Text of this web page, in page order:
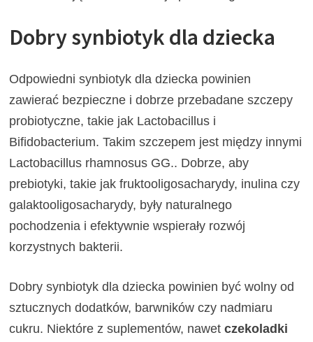
Dobry synbiotyk dla dziecka
Odpowiedni synbiotyk dla dziecka powinien
zawierać bezpieczne i dobrze przebadane szczepy
probiotyczne, takie jak Lactobacillus i
Bifidobacterium. Takim szczepem jest między innymi
Lactobacillus rhamnosus GG.. Dobrze, aby
prebiotyki, takie jak fruktooligosacharydy, inulina czy
galaktooligosacharydy, były naturalnego
pochodzenia i efektywnie wspierały rozwój
korzystnych bakterii.
Dobry synbiotyk dla dziecka powinien być wolny od
sztucznych dodatków, barwników czy nadmiaru
cukru. Niektóre z suplementów, nawetczekoladki